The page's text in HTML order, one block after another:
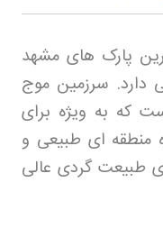
پارک های مشهد
دارد. سرزمین موج
که به ویژه برای
منطقه ای طبیعی و
طبیعت گردی عالی